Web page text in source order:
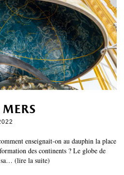
LES +
AU MAGAZINE
enseignait-on au dauphin la place
des continents ? Le globe de
(lire la suite)